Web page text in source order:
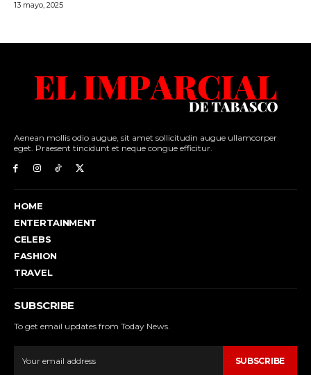
Aenean mollis odio augue, sit amet sollicitudin augue ullamcorper
eget. Praesent tincidunt et neque congue efficitur.
HOME
ENTERTAINMENT
CELEBS
FASHION
TRAVEL
SUBSCRIBE
To get email updates from Today News.
SUBSCRIBE